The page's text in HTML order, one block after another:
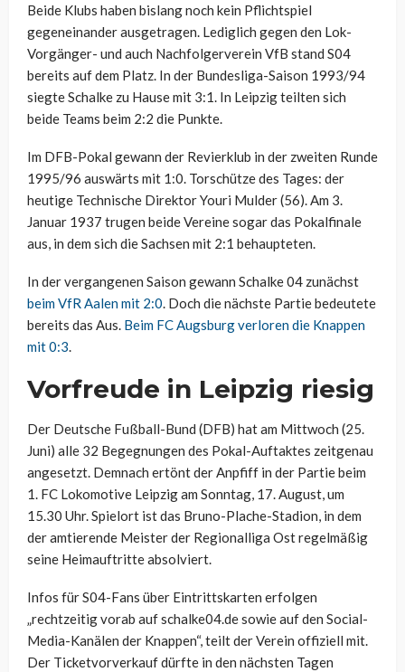
Beide Klubs haben bislang noch kein Pflichtspiel
gegeneinander ausgetragen. Lediglich gegen den Lok-
Vorgänger- und auch Nachfolgerverein VfB stand S04
bereits auf dem Platz. In der Bundesliga-Saison 1993/94
siegte Schalke zu Hause mit 3:1. In Leipzig teilten sich
beide Teams beim 2:2 die Punkte.
Im DFB-Pokal gewann der Revierklub in der zweiten Runde
1995/96 auswärts mit 1:0. Torschütze des Tages: der
heutige Technische Direktor Youri Mulder (56). Am 3.
Januar 1937 trugen beide Vereine sogar das Pokalfinale
aus, in dem sich die Sachsen mit 2:1 behaupteten.
In der vergangenen Saison gewann Schalke 04 zunächst
beim VfR Aalen mit 2:0. Doch die nächste Partie bedeutete
bereits das Aus. Beim FC Augsburg verloren die Knappen
mit 0:3.
Vorfreude in Leipzig riesig
Der Deutsche Fußball-Bund (DFB) hat am Mittwoch (25.
Juni) alle 32 Begegnungen des Pokal-Auftaktes zeitgenau
angesetzt. Demnach ertönt der Anpfiff in der Partie beim
1. FC Lokomotive Leipzig am Sonntag, 17. August, um
15.30 Uhr. Spielort ist das Bruno-Plache-Stadion, in dem
der amtierende Meister der Regionalliga Ost regelmäßig
seine Heimauftritte absolviert.
Infos für S04-Fans über Eintrittskarten erfolgen
„rechtzeitig vorab auf schalke04.de sowie auf den Social-
Media-Kanälen der Knappen“, teilt der Verein offiziell mit.
Der Ticketvorverkauf dürfte in den nächsten Tagen